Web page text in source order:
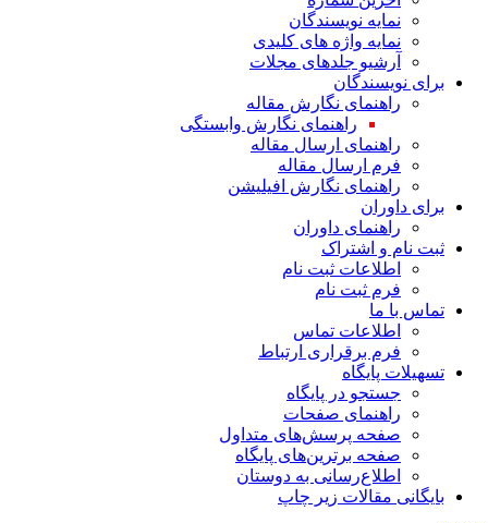
نمایه نویسندگان
نمایه واژه های کلیدی
آرشیو جلدهای مجلات
برای نویسندگان
راهنمای نگارش مقاله
راهنمای نگارش وابستگی
راهنمای ارسال مقاله
فرم ارسال مقاله
راهنمای نگارش افیلیشن
برای داوران
راهنمای داوران
ثبت نام و اشتراک
اطلاعات ثبت نام
فرم ثبت نام
تماس با ما
اطلاعات تماس
فرم برقراری ارتباط
تسهیلات پایگاه
جستجو در پایگاه
راهنمای صفحات
صفحه پرسش‌های متداول
صفحه برترین‌های پایگاه
اطلاع‌رسانی به دوستان
بایگانی مقالات زیر چاپ